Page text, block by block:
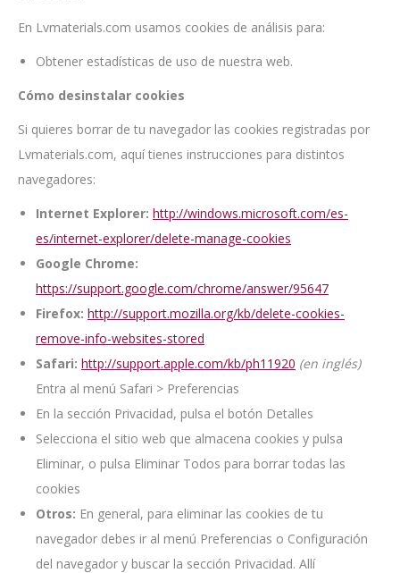
En Lvmaterials.com usamos cookies de análisis para:
Obtener estadísticas de uso de nuestra web.
Cómo desinstalar cookies
Si quieres borrar de tu navegador las cookies registradas por
Lvmaterials.com, aquí tienes instrucciones para distintos
navegadores:
Internet Explorer: http://windows.microsoft.com/es-
es/internet-explorer/delete-manage-cookies
Google Chrome:
https://support.google.com/chrome/answer/95647
Firefox: http://support.mozilla.org/kb/delete-cookies-
remove-info-websites-stored
Safari: http://support.apple.com/kb/ph11920 (en inglés)
Entra al menú Safari > Preferencias
En la sección Privacidad, pulsa el botón Detalles
Selecciona el sitio web que almacena cookies y pulsa
Eliminar, o pulsa Eliminar Todos para borrar todas las
cookies
Otros: En general, para eliminar las cookies de tu
navegador debes ir al menú Preferencias o Configuración
del navegador y buscar la sección Privacidad. Allí